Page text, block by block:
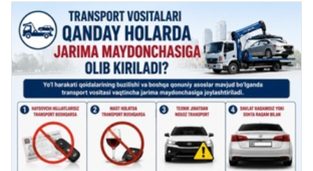
15-июл 2026, 05:46
Водопровод тармоқларига ўзбошимчалик билан
уланиш қандай жавобгарликка сабаб бўлади?